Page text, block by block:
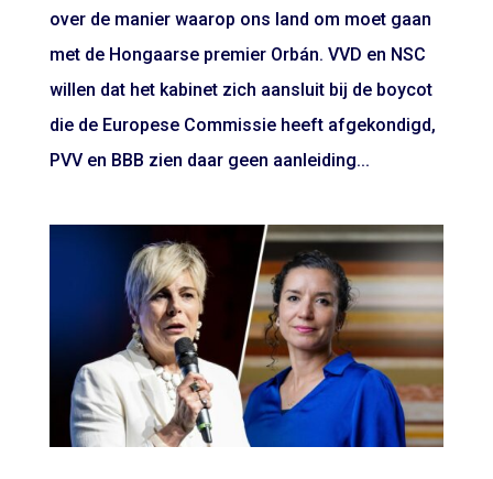
over de manier waarop ons land om moet gaan
met de Hongaarse premier Orbán. VVD en NSC
willen dat het kabinet zich aansluit bij de boycot
die de Europese Commissie heeft afgekondigd,
PVV en BBB zien daar geen aanleiding...